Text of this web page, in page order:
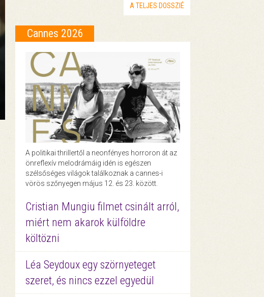
A TELJES DOSSZIÉ
Cannes 2026
A politikai thrillertől a neonfényes horroron át az
önreflexív melodrámáig idén is egészen
szélsőséges világok találkoznak a cannes-i
vörös szőnyegen május 12. és 23. között.
Cristian Mungiu filmet csinált arról,
miért nem akarok külföldre
költözni
Léa Seydoux egy szörnyeteget
szeret, és nincs ezzel egyedül